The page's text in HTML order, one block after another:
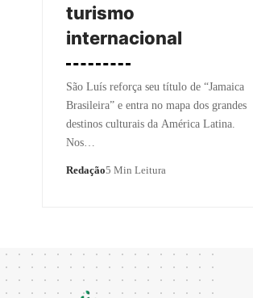
turismo
internacional
São Luís reforça seu título de “Jamaica
Brasileira” e entra no mapa dos grandes
destinos culturais da América Latina.
Nos…
Redação5 Min Leitura